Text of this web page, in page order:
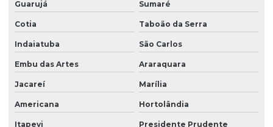
Empresa de serviços terceirizados
Empresa de serviços terceirizados de limpeza
Empresa de terceirização de limpeza
Empresa de terceirização de serviços gerais
Guarujá Sumaré
Cotia Taboão da Serra
Indaiatuba São Carlos
Embu das Artes Araraquara
Jacareí Marília
Americana Hortolândia
Itapevi Presidente Prudente